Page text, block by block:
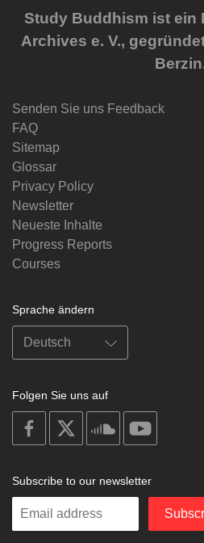
Study Buddhism ist ein
Archives e. V.,
Senden Sie uns Feedback
FAQ
Sitemap
Glossar
Privacy Policy
Newsletter
Neueste Inhalte
Progress Reports
Courses
Sprache ändern
Folgen Sie uns auf
on
facebook
soundcloud
Subscribe to our newsletter
Enter